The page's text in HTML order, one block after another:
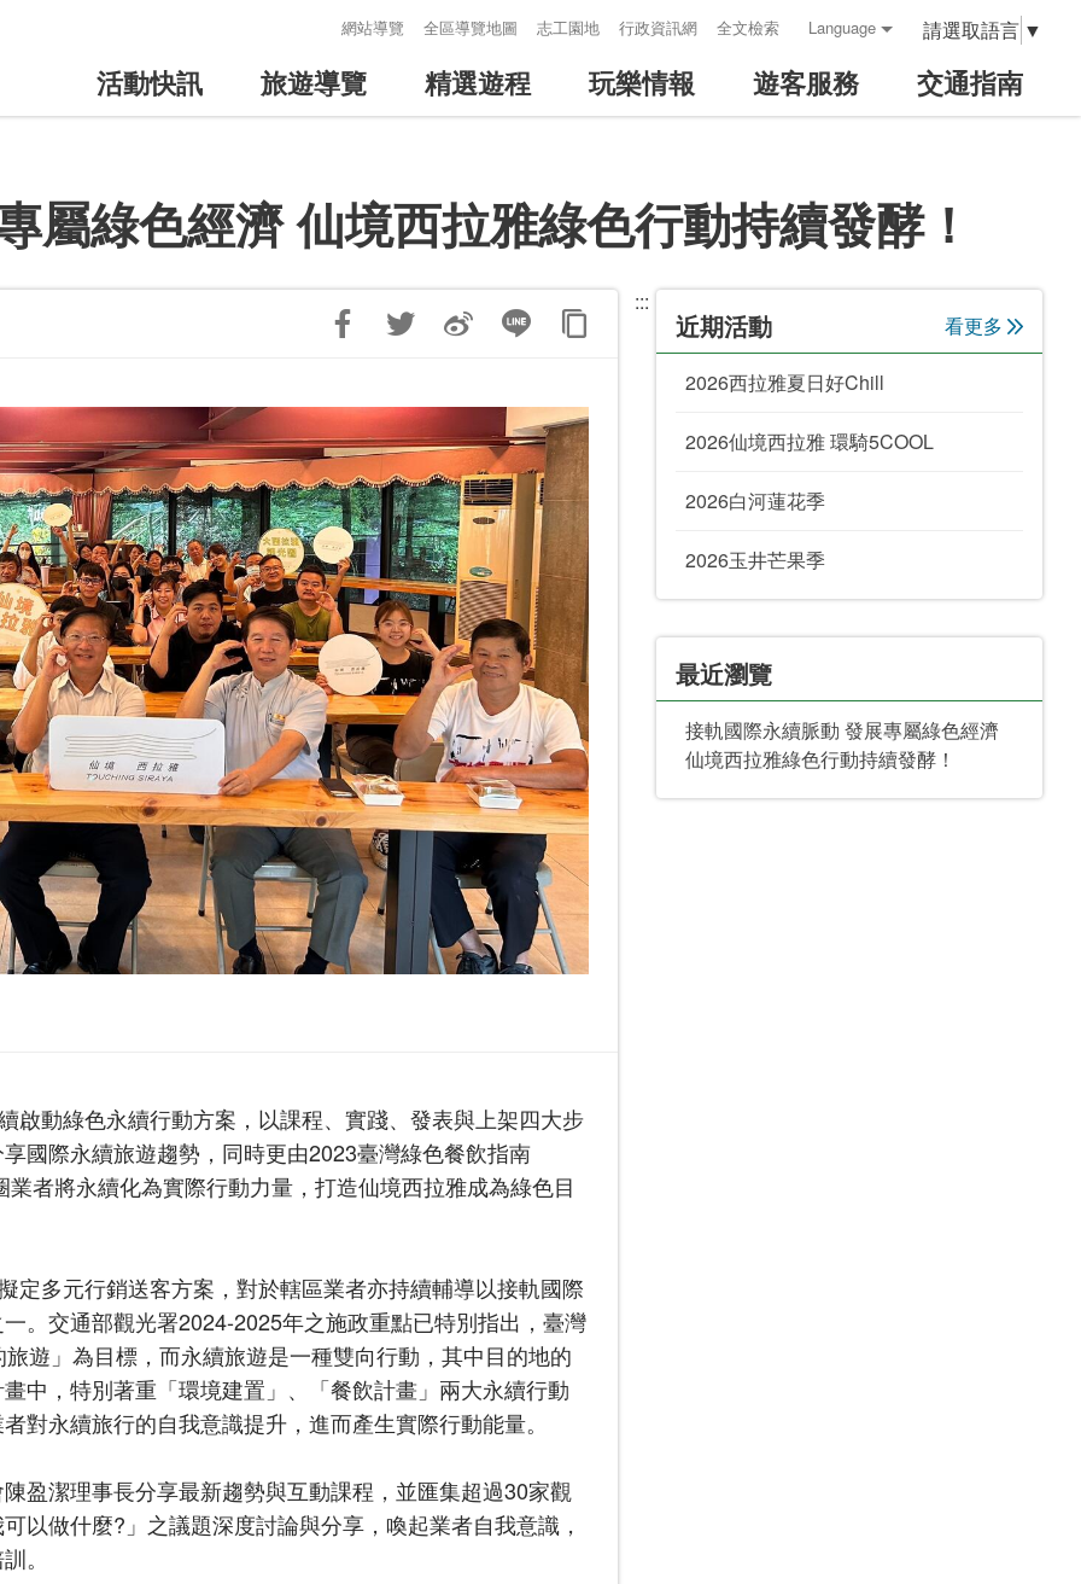
網站導覽 全區導覽地圖 志工園地 行政資訊網 全文檢索 Language 請選取語言 ▼
活動快訊 旅遊導覽 精選遊程 玩樂情報 遊客服務 交通指南
屬綠色經濟 仙境西拉雅綠色行動持續發酵！
啟動綠色永續行動方案，以課程、實踐、發表與上架四大步
國際永續旅遊趨勢，同時更由2023臺灣綠色餐飲指南
者將永續化為實際行動力量，打造仙境西拉雅成為綠色目
定多元行銷送客方案，對於轄區業者亦持續輔導以接軌國際
。交通部觀光署2024-2025年之施政重點已特別指出，臺灣
遊」為目標，而永續旅遊是一種雙向行動，其中目的地的
中，特別著重「環境建置」、「餐飲計畫」兩大永續行動
對永續旅行的自我意識提升，進而產生實際行動能量。
盈潔理事長分享最新趨勢與互動課程，並匯集超過30家觀
以做什麼?」之議題深度討論與分享，喚起業者自我意識，
。
:::
近期活動 看更多
2026西拉雅夏日好Chill
2026仙境西拉雅 環騎5COOL
2026白河蓮花季
2026玉井芒果季
最近瀏覽
接軌國際永續脈動 發展專屬綠色經濟
仙境西拉雅綠色行動持續發酵！